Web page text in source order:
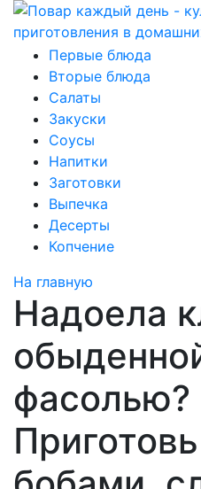
Первые блюда
Вторые блюда
Салаты
Закуски
Соусы
Напитки
Заготовки
Выпечка
Десерты
Копчение
На главную
Надоела
фасолью?